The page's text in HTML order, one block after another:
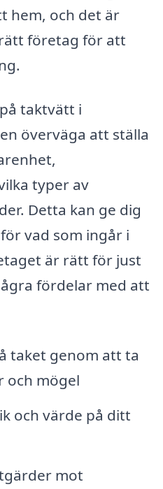
hem, och det är
företag för att
taktvätt i
överväga att ställa
typer av
Detta kan ge dig
vad som ingår i
är rätt för just
fördelar med att
taket genom att ta
och mögel
och värde på ditt
mot